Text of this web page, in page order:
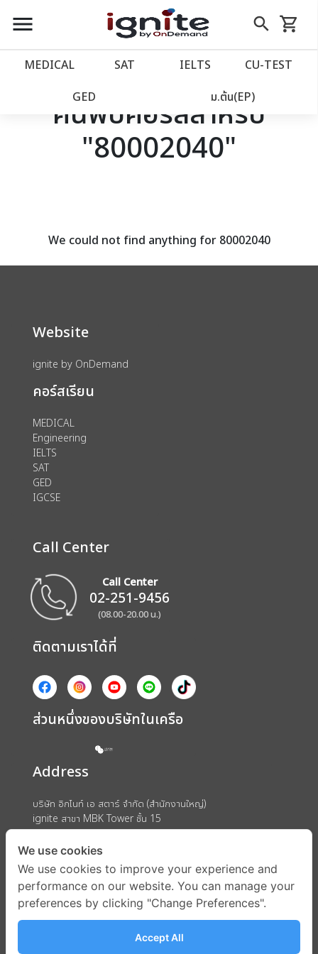
close
account_balance หน้าแรก
เว็บไซต์อิกไนท์
โปรโมชั่น
assignment ลงทะเบียน
menu search
Skip
to
shopping_cart
รถเข็น
MEDICAL SAT IELTS CU‑TEST
GED ม.ต้น(EP)
ค้นพบคอร์สสำหรับ
"80002040"
We could not find anything for 80002040
Website
ignite by OnDemand
คอร์สเรียน
MEDICAL
Engineering
IELTS
SAT
GED
IGCSE
Call Center
Call Center
02-251-9456
(08.00-20.00 น.)
ติดตามเราได้ที่
ส่วนหนึ่งของบริษัทในเครือ
Address
บริษัท อิกไนท์ เอ สตาร์ จำกัด (สำนักงานใหญ่)
ignite สาขา MBK Tower ชั้น 15
ถนนพญาไท แขวงวังใหม่ เขตปทุมวัน กรุงเทพมหานคร 10330
We use cookies
We use cookies to improve your experience and
performance on our website. You can manage your
preferences by clicking "Change Preferences".
Accept All